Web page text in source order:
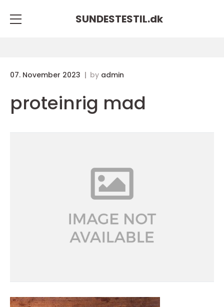
SUNDESTESTIL.dk
07. November 2023 by admin
proteinrig mad